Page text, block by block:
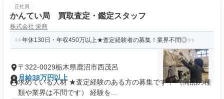
正社員
かんてい局 買取査定・鑑定スタッフ
株式会社 栄商
年休130日・年収450万以上★査定経験者の募集！業界不問◎
〒322-0029栃木県鹿沼市西茂呂
月給38万円以上
求めている人材 ★査定経験のある方の募集です！ （商品の種
類や業界は不問です） 経験を...